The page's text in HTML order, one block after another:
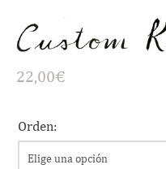
22,00€
Orden: